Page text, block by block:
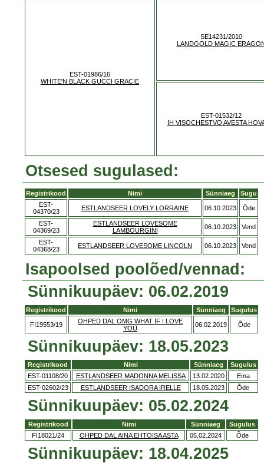
EST-01986/16
WHITE'N BLACK GUCCI GRACIE
SE14231/2010
LANDGOLD MAGIC
EST-01532/12
IH VISOCHESTVO AVESTA
Otsesed sugulased:
Registrikood Nimi Sünniaeg
Sugu
EST-
04370/23
ESTLANDSEER LOVELY LORRAINE 06.10.2023 Õde
EST-
04369/23
ESTLANDSEER LOVESOME
LAMBOURGINI
06.10.2023 Vend
EST-
04368/23
ESTLANDSEER LOVESOME LINCOLN 06.10.2023 Vend
Isapoolsed poolõed/vennad:
Sünnikuupäev: 06.02.2019
Registrikood Nimi Sünniaeg Sugulus
FI19553/19
OHPED DAL OMG WHAT IF I LOVE
YOU
06.02.2019 Õde
Sünnikuupäev: 18.05.2023
Registrikood Nimi Sünniaeg
Sugulus
EST-01108/20
ESTLANDSEER MADONNA MELISSA 13.02.2020
Ema
EST-02602/23
ESTLANDSEER ISADORA IRELLE 18.05.2023 Õde
Sünnikuupäev: 05.02.2024
Registrikood Nimi Sünniaeg
Sugulus
FI18021/24
OHPED DAL AINA EHTOISA ASTA 05.02.2024 Õde
Sünnikuupäev: 18.04.2025